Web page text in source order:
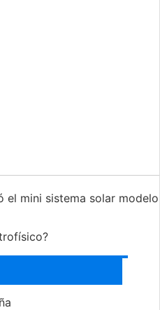
el mini sistema solar modelo